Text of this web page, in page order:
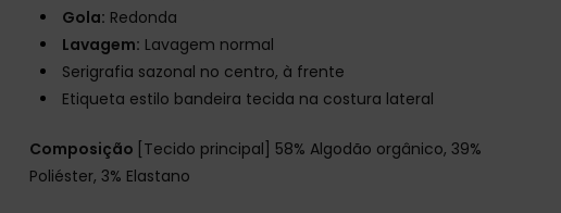
Gola: Redonda
Lavagem: Lavagem normal
Serigrafia sazonal no centro, à frente
Etiqueta estilo bandeira tecida na costura lateral
Composição [Tecido principal] 58% Algodão orgânico, 39%
Poliéster, 3% Elastano